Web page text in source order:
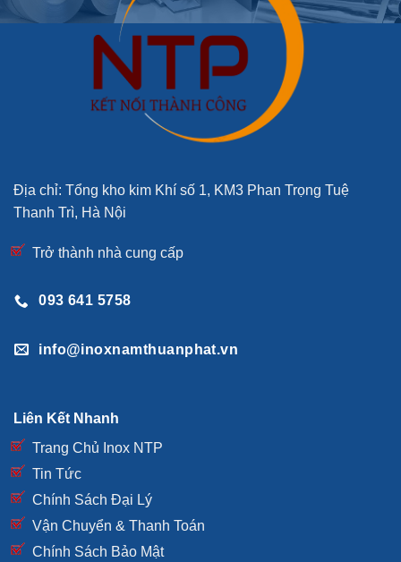
Địa chỉ: Tổng kho kim Khí số 1, KM3 Phan Trọng Tuệ
Thanh Trì, Hà Nội
Trở thành nhà cung cấp
093 641 5758
info@inoxnamthuanphat.vn
Liên Kết Nhanh
Trang Chủ Inox NTP
Tin Tức
Chính Sách Đại Lý
Vận Chuyển & Thanh Toán
Chính Sách Bảo Mật